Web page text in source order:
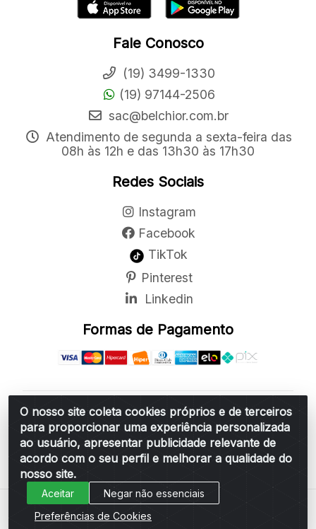
O nosso site coleta cookies próprios e de terceiros
para proporcionar uma experiência personalizada
ao usuário, apresentar publicidade relevante de
acordo com o seu perfil e melhorar a qualidade do
nosso site.
Aceitar
Negar não essenciais
Preferências de Cookies
Fale Conosco
(19) 3499-1330
(19) 97144-2506
sac@belchior.com.br
Atendimento de segunda a sexta-feira das
08h às 12h e das 13h30 às 17h30
Redes Sociais
Instagram
Facebook
TikTok
Pinterest
Linkedin
Formas de Pagamento
Belchior Cortinas e Acessórios LTDA - R: Rua
Vereador Sérgio Leopoldino Alves, 876 - Santa
Bárbara d'Oeste/SP - CEP 13.456-166 - CNPJ
06.314.073/0001-34